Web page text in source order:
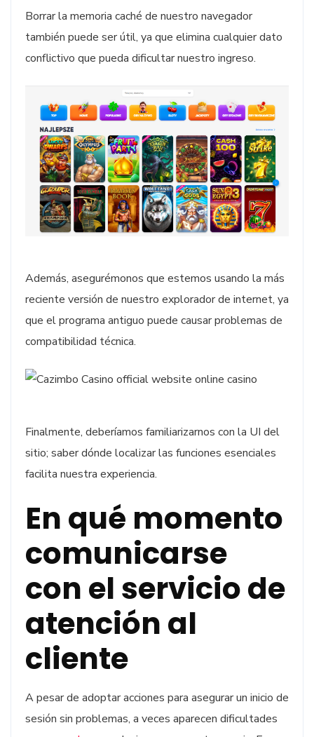
Borrar la memoria caché de nuestro navegador
también puede ser útil, ya que elimina cualquier dato
conflictivo que pueda dificultar nuestro ingreso.
Además, asegurémonos que estemos usando la más
reciente versión de nuestro explorador de internet, ya
que el programa antiguo puede causar problemas de
compatibilidad técnica.
Finalmente, deberíamos familiarizarnos con la UI del
sitio; saber dónde localizar las funciones esenciales
facilita nuestra experiencia.
En qué momento
comunicarse
con el servicio de
atención al
cliente
A pesar de adoptar acciones para asegurar un inicio de
sesión sin problemas, a veces aparecen dificultades